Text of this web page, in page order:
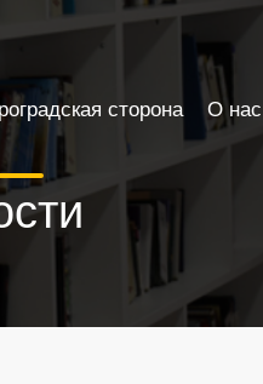
сторона О нас